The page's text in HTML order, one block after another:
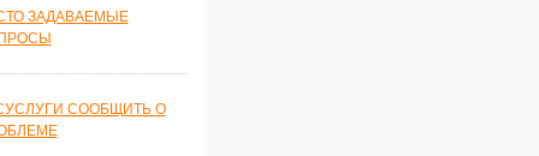
ЗАДАВАЕМЫЕ
СООБЩИТЬ О